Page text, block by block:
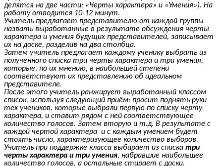
делятся на две части: «Черты характера» и «Умения»). На
работу отводится 10-12 минут.
Учитель предлагает представителю от каждой группы
назвать выработанные в результате обсуждения черты
характера и умения будущих представителей, записывает
их на доске, разделив на два столбца.
Затем учитель предлагает каждому ученику выбрать из
полученного списка три черты характера и три умения,
которые, по их мнению, в наибольшей степени
соответствуют их представлению об идеальном
представителе.
После этого учитель ранжирует выработанный классом
список, используя следующий приём: просит поднять руки
тех учеников, которые выбрали первую по списку черту
характера, и ставит рядом с ней соответствующее
количество голосов. Затем вторую и т.д. В результате с
каждой чертой характера и с каждым умением будет
стоять число, характеризующее количество выборов.
Учитель при поддержке класса выбирает из списка три
черты характера и три умения, набравшие наибольшее
количество голосов, а остальные стирает с доски.